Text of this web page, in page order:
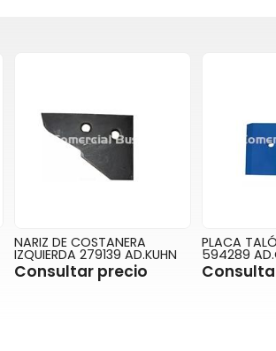
NARIZ DE COSTANERA
IZQUIERDA 279139 AD.KUHN
Consultar precio
PLACA
594289